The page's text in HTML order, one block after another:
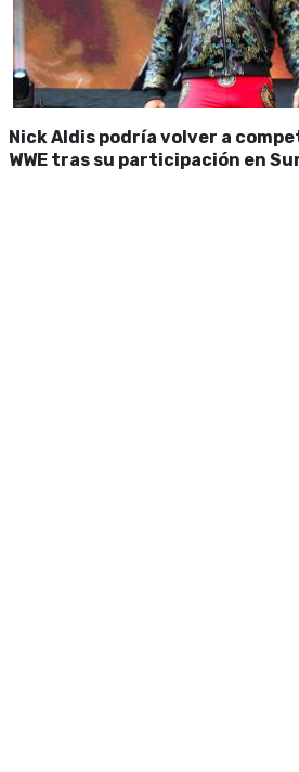
Nick Aldis podría volver a
WWE tras su participación en